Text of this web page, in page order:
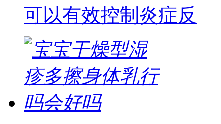
可以有效控制炎症反